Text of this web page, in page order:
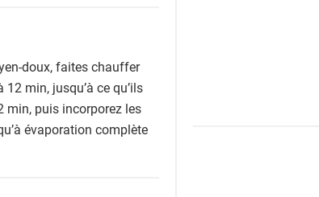
doux, faites chauffer
min, jusqu’à ce qu’ils
min, puis incorporez les
évaporation complète